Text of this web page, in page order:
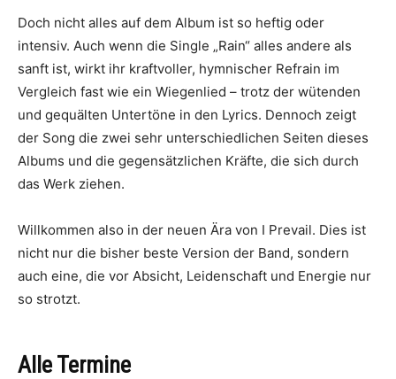
Doch nicht alles auf dem Album ist so heftig oder
intensiv. Auch wenn die Single „Rain“ alles andere als
sanft ist, wirkt ihr kraftvoller, hymnischer Refrain im
Vergleich fast wie ein Wiegenlied – trotz der wütenden
und gequälten Untertöne in den Lyrics. Dennoch zeigt
der Song die zwei sehr unterschiedlichen Seiten dieses
Albums und die gegensätzlichen Kräfte, die sich durch
das Werk ziehen.
Willkommen also in der neuen Ära von I Prevail. Dies ist
nicht nur die bisher beste Version der Band, sondern
auch eine, die vor Absicht, Leidenschaft und Energie nur
so strotzt.
Alle Termine